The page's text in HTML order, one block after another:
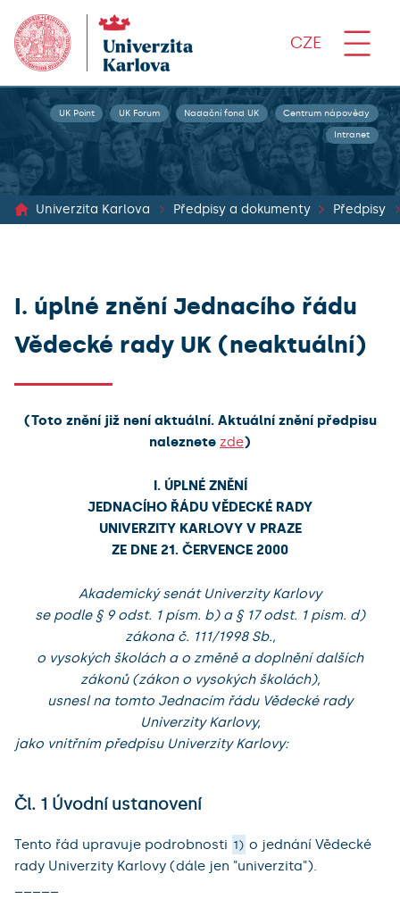
CZE
UK Point UK Forum Nadační fond UK Centrum nápovědy
Intranet
Univerzita Karlova Předpisy a dokumenty Předpisy
I. úplné znění Jednacího řádu
Vědecké rady UK (neaktuální)
(Toto znění již není aktuální. Aktuální znění předpisu
naleznete zde)
I. ÚPLNÉ ZNĚNÍ
JEDNACÍHO ŘÁDU VĚDECKÉ RADY
UNIVERZITY KARLOVY V PRAZE
ZE DNE 21. ČERVENCE 2000
Akademický senát Univerzity Karlovy
se podle § 9 odst. 1 písm. b) a § 17 odst. 1 písm. d)
zákona č. 111/1998 Sb.,
o vysokých školách a o změně a doplnění dalších
zákonů (zákon o vysokých školách),
usnesl na tomto Jednacím řádu Vědecké rady
Univerzity Karlovy,
jako vnitřním předpisu Univerzity Karlovy:
Čl. 1 Úvodní ustanovení
Tento řád upravuje podrobnosti 1) o jednání Vědecké
rady Univerzity Karlovy (dále jen "univerzita").